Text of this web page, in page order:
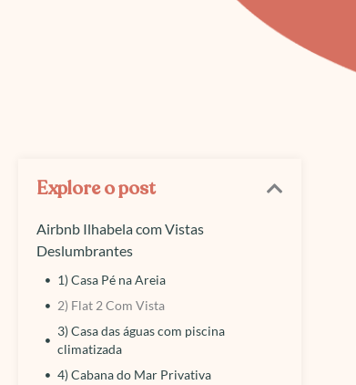
Explore o post
Airbnb Ilhabela com Vistas
Deslumbrantes
1) Casa Pé na Areia
2) Flat 2 Com Vista
3) Casa das águas com piscina
climatizada
4) Cabana do Mar Privativa